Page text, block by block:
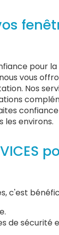
pour la
vous
Nos
les environs.
c'est
de sécurité